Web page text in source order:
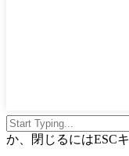
か、閉じるにはESC